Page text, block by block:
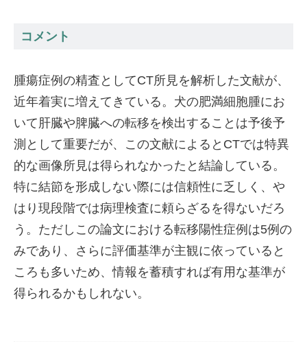
コメント
腫瘍症例の精査としてCT所見を解析した文献が、
近年着実に増えてきている。犬の肥満細胞腫にお
いて肝臓や脾臓への転移を検出することは予後予
測として重要だが、この文献によるとCTでは特異
的な画像所見は得られなかったと結論している。
特に結節を形成しない際には信頼性に乏しく、や
はり現段階では病理検査に頼らざるを得ないだろ
う。ただしこの論文における転移陽性症例は5例の
みであり、さらに評価基準が主観に依っていると
ころも多いため、情報を蓄積すれば有用な基準が
得られるかもしれない。